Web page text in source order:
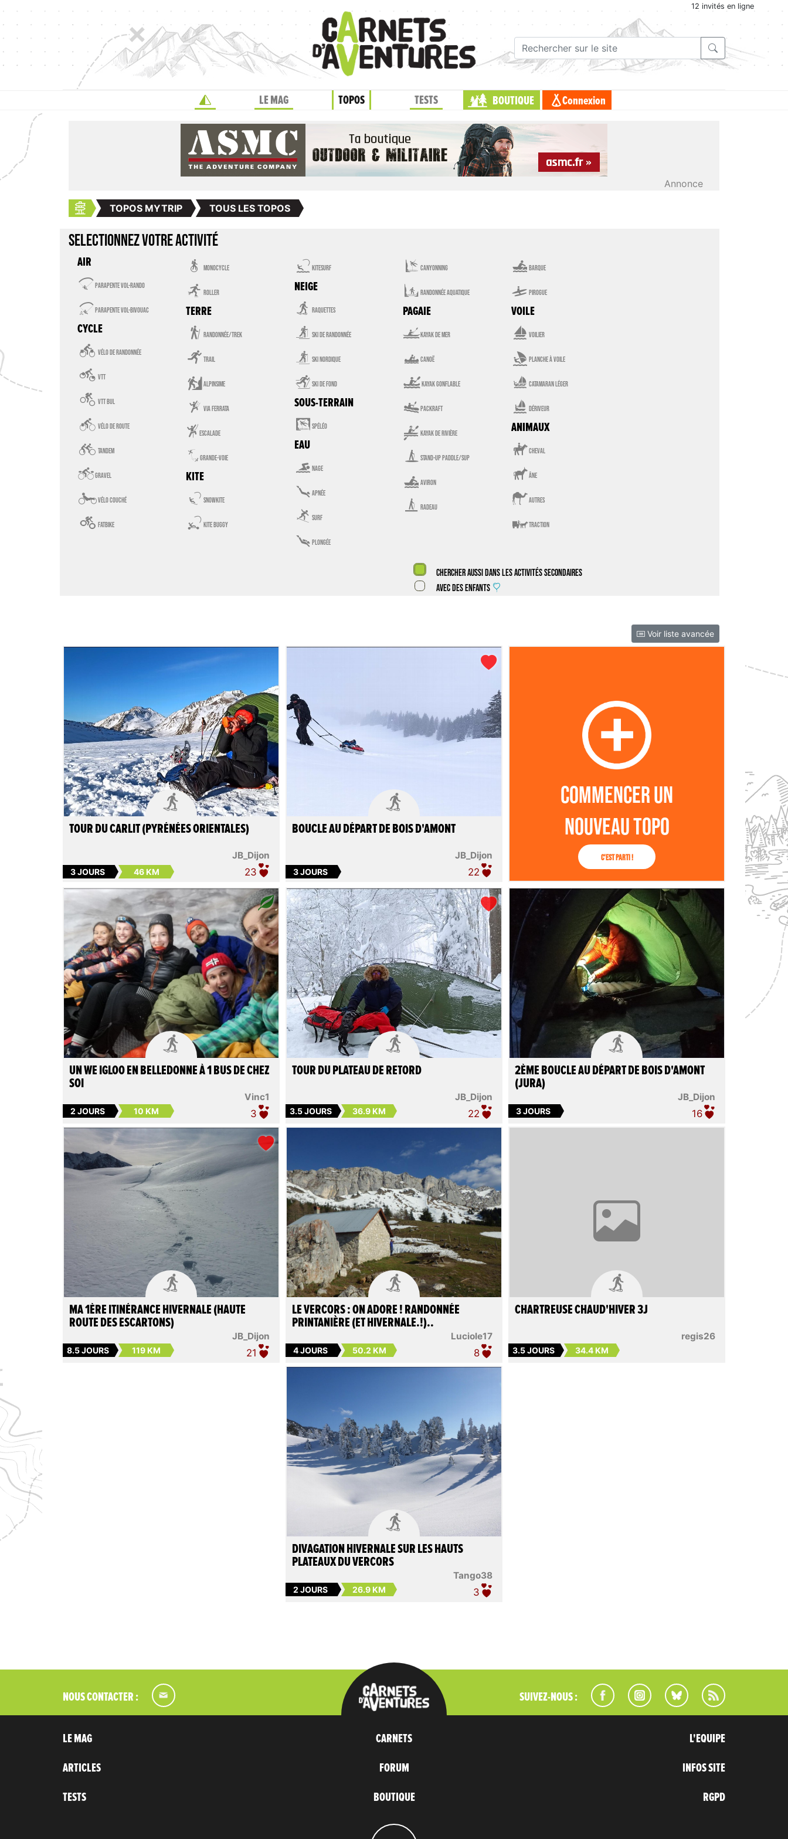
12 invités en ligne
LE MAG TOPOS TESTS BOUTIQUE Connexion
Annonce
TOPOS MYTRIP TOUS LES TOPOS
SELECTIONNEZ VOTRE ACTIVITÉ
AIR
parapente vol-rando
parapente vol-bivouac
CYCLE
 vélo de randonnée
 VTT
 VTT BUL
 vélo de route
 tandem
gravel
vélo couché
 fatbike
 monocycle
 roller
TERRE
 randonnée/trek
 trail
alpinsime
 via ferrata
escalade
 grande-voie
KITE
 snowkite
 kite buggy
 kitesurf
NEIGE
 raquettes
 ski de randonnée
 ski nordique
 ski de fond
SOUS-TERRAIN
 spéléo
EAU
 nage
 apnée
 surf
 plongée
 canyonning
 randonnée aquatique
PAGAIE
kayak de mer
 canoë
kayak gonflable
packraft
 kayak de rivière
 Stand-Up Paddle/SUP
 aviron
 radeau
 barque
 pirogue
VOILE
 voilier
 planche à voile
 catamaran léger
 dériveur
ANIMAUX
cheval
âne
autres
traction
Chercher aussi dans les activités secondaires
Avec des enfants
Voir liste avancée

JB_Dijon
TOUR DU CARLIT (PYRÉNÉES ORIENTALES)
3 JOURS 46 KM 23

JB_Dijon
BOUCLE AU DÉPART DE BOIS D'AMONT
3 JOURS 22
Commencer un
nouveau topo
C'est parti !

Vinc1
UN WE IGLOO EN BELLEDONNE À 1 BUS DE CHEZ
SOI
2 JOURS 10 KM 3

JB_Dijon
TOUR DU PLATEAU DE RETORD
3.5 JOURS 36.9 KM 22

JB_Dijon
2ÈME BOUCLE AU DÉPART DE BOIS D'AMONT
(JURA)
3 JOURS 16

JB_Dijon
MA 1ÈRE ITINÉRANCE HIVERNALE (HAUTE
ROUTE DES ESCARTONS)
8.5 JOURS 119 KM 21

Luciole17
LE VERCORS : ON ADORE ! RANDONNÉE
PRINTANIÈRE (ET HIVERNALE.!)..
4 JOURS 50.2 KM 8

regis26
CHARTREUSE CHAUD'HIVER 3J
3.5 JOURS 34.4 KM

Tango38
DIVAGATION HIVERNALE SUR LES HAUTS
PLATEAUX DU VERCORS
2 JOURS 26.9 KM 3
NOUS CONTACTER : SUIVEZ-NOUS :
LE MAG
ARTICLES
TESTS
CARNETS
FORUM
BOUTIQUE
L'EQUIPE
INFOS SITE
RGPD